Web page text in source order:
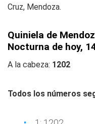
Cruz, Mendoza.
Quiniela de
Nocturna de hoy,
A la cabeza: 1202
Todos los números